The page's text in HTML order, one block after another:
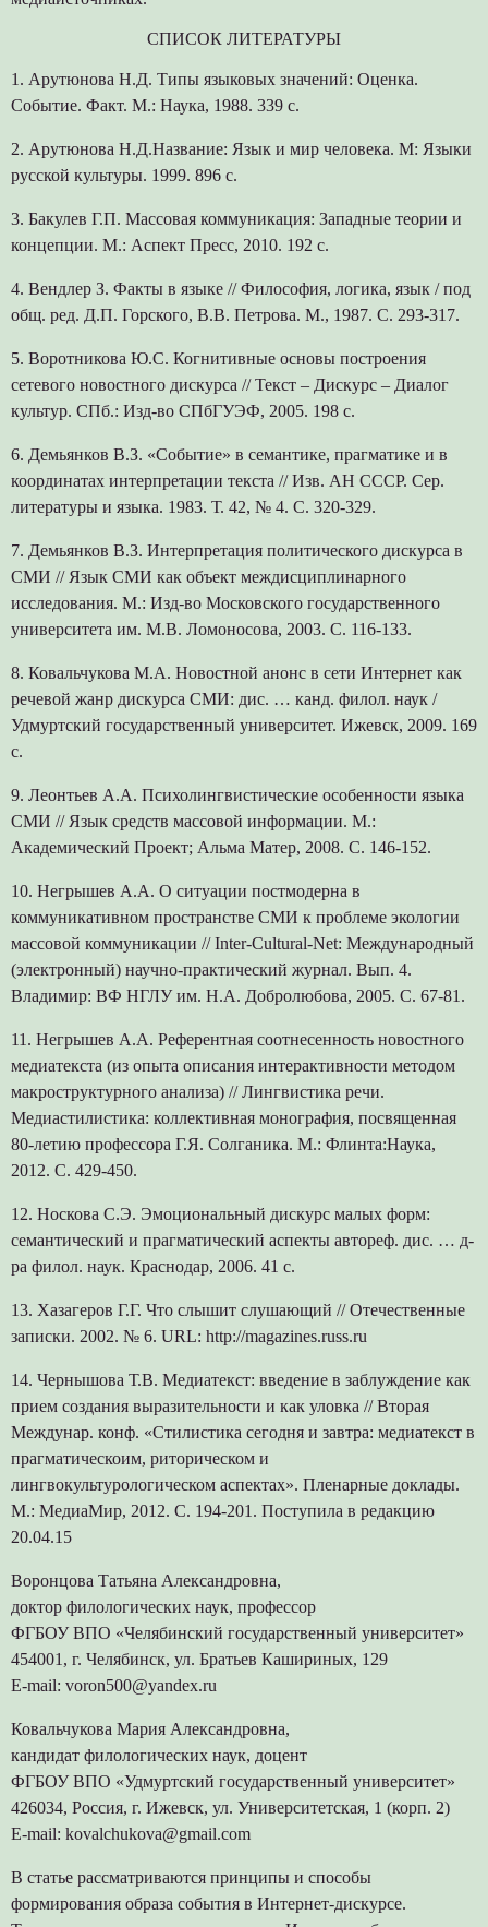
СПИСОК ЛИТЕРАТУРЫ
1. Арутюнова Н.Д. Типы языковых значений: Оценка.
Событие. Факт. М.: Наука, 1988. 339 с.
2. Арутюнова Н.Д.Название: Язык и мир человека. М: Языки
русской культуры. 1999. 896 с.
3. Бакулев Г.П. Массовая коммуникация: Западные теории и
концепции. М.: Аспект Пресс, 2010. 192 с.
4. Вендлер З. Факты в языке // Философия, логика, язык / под
общ. ред. Д.П. Горского, В.В. Петрова. М., 1987. С. 293-317.
5. Воротникова Ю.С. Когнитивные основы построения
сетевого новостного дискурса // Текст – Дискурс – Диалог
культур. СПб.: Изд-во СПбГУЭФ, 2005. 198 с.
6. Демьянков В.З. «Событие» в семантике, прагматике и в
координатах интерпретации текста // Изв. АН СССР. Сер.
литературы и языка. 1983. Т. 42, № 4. С. 320-329.
7. Демьянков В.З. Интерпретация политического дискурса в
СМИ // Язык СМИ как объект междисциплинарного
исследования. М.: Изд-во Московского государственного
университета им. М.В. Ломоносова, 2003. С. 116-133.
8. Ковальчукова М.А. Новостной анонс в сети Интернет как
речевой жанр дискурса СМИ: дис. … канд. филол. наук /
Удмуртский государственный университет. Ижевск, 2009. 169
с.
9. Леонтьев А.А. Психолингвистические особенности языка
СМИ // Язык средств массовой информации. М.:
Академический Проект; Альма Матер, 2008. С. 146-152.
10. Негрышев А.А. О ситуации постмодерна в
коммуникативном пространстве СМИ к проблеме экологии
массовой коммуникации // Inter-Culturаl-Net: Международный
(электронный) научно-практический журнал. Вып. 4.
Владимир: ВФ НГЛУ им. Н.А. Добролюбова, 2005. С. 67-81.
11. Негрышев А.А. Референтная соотнесенность новостного
медиатекста (из опыта описания интерактивности методом
макроструктурного анализа) // Лингвистика речи.
Медиастилистика: коллективная монография, посвященная
80-летию профессора Г.Я. Солганика. М.: Флинта:Наука,
2012. С. 429-450.
12. Носкова С.Э. Эмоциональный дискурс малых форм:
семантический и прагматический аспекты автореф. дис. … д-
ра филол. наук. Краснодар, 2006. 41 с.
13. Хазагеров Г.Г. Что слышит слушающий // Отечественные
записки. 2002. № 6. URL: http://magazines.russ.ru
14. Чернышова Т.В. Медиатекст: введение в заблуждение как
прием создания выразительности и как уловка // Вторая
Междунар. конф. «Стилистика сегодня и завтра: медиатекст в
прагматическоим, риторическом и
лингвокультурологическом аспектах». Пленарные доклады.
М.: МедиаМир, 2012. С. 194-201. Поступила в редакцию
20.04.15
Воронцова Татьяна Александровна,
доктор филологических наук, профессор
ФГБОУ ВПО «Челябинский государственный университет»
454001, г. Челябинск, ул. Братьев Кашириных, 129
E-mail: voron500@yandex.ru
Ковальчукова Мария Александровна,
кандидат филологических наук, доцент
ФГБОУ ВПО «Удмуртский государственный университет»
426034, Россия, г. Ижевск, ул. Университетская, 1 (корп. 2)
E-mail: kovalchukova@gmail.com
В статье рассматриваются принципы и способы
формирования образа события в Интернет-дискурсе.